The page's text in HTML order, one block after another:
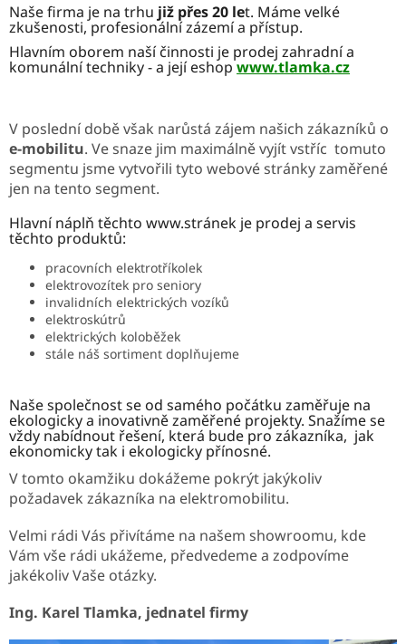
Naše firma je na trhu již přes 20 let. Máme velké
zkušenosti, profesionální zázemí a přístup.
Hlavním oborem naší činnosti je prodej zahradní a
komunální techniky - a její eshop www.tlamka.cz
V poslední době však narůstá zájem našich zákazníků o
e-mobilitu. Ve snaze jim maximálně vyjít vstříc tomuto
segmentu jsme vytvořili tyto webové stránky zaměřené
jen na tento segment.
Hlavní náplň těchto www.stránek je prodej a servis
těchto produktů:
pracovních elektrotříkolek
elektrovozítek pro seniory
invalidních elektrických vozíků
elektroskútrů
elektrických koloběžek
stále náš sortiment doplňujeme
Naše společnost se od samého počátku zaměřuje na
ekologicky a inovativně zaměřené projekty. Snažíme se
vždy nabídnout řešení, která bude pro zákazníka, jak
ekonomicky tak i ekologicky přínosné.
V tomto okamžiku dokážeme pokrýt jakýkoliv
požadavek zákazníka na elektromobilitu.
Velmi rádi Vás přivítáme na našem showroomu, kde
Vám vše rádi ukážeme, předvedeme a zodpovíme
jakékoliv Vaše otázky.
Ing. Karel Tlamka, jednatel firmy